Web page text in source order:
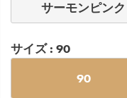
サーモンピンク
サイズ 90
90